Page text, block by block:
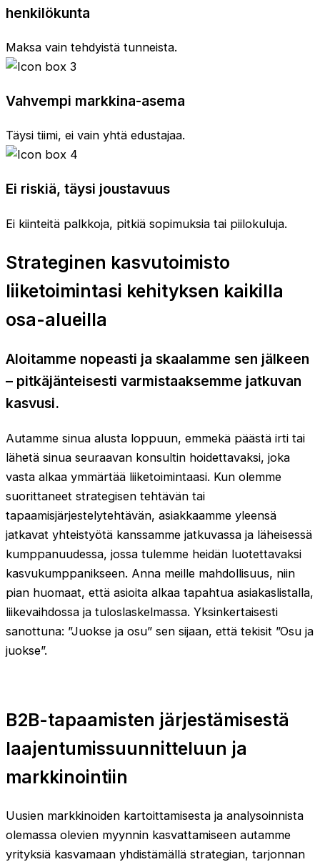
henkilökunta
Maksa vain tehdyistä tunneista.
Vahvempi markkina-asema
Täysi tiimi, ei vain yhtä edustajaa.
Ei riskiä, täysi joustavuus
Ei kiinteitä palkkoja, pitkiä sopimuksia tai piilokuluja.
Strateginen kasvutoimisto
liiketoimintasi kehityksen kaikilla
osa-alueilla
Aloitamme nopeasti ja skaalamme sen jälkeen
– pitkäjänteisesti varmistaaksemme jatkuvan
kasvusi.
Autamme sinua alusta loppuun, emmekä päästä irti tai
lähetä sinua seuraavan konsultin hoidettavaksi, joka
vasta alkaa ymmärtää liiketoimintaasi. Kun olemme
suorittaneet strategisen tehtävän tai
tapaamisjärjestelytehtävän, asiakkaamme yleensä
jatkavat yhteistyötä kanssamme jatkuvassa ja läheisessä
kumppanuudessa, jossa tulemme heidän luotettavaksi
kasvukumppanikseen. Anna meille mahdollisuus, niin
pian huomaat, että asioita alkaa tapahtua asiakaslistalla,
liikevaihdossa ja tuloslaskelmassa. Yksinkertaisesti
sanottuna: ”Juokse ja osu” sen sijaan, että tekisit ”Osu ja
juokse”.
B2B-tapaamisten järjestämisestä
laajentumissuunnitteluun ja
markkinointiin
Uusien markkinoiden kartoittamisesta ja analysoinnista
olemassa olevien myynnin kasvattamiseen autamme
yrityksiä kasvamaan yhdistämällä strategian, tarjonnan